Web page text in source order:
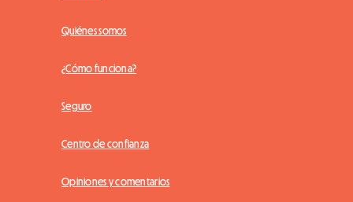
Quiénes somos
¿Cómo funciona?
Seguro
Centro de confianza
Opiniones y comentarios